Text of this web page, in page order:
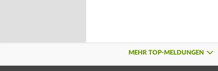
MEHR TOP-MELDUNGEN